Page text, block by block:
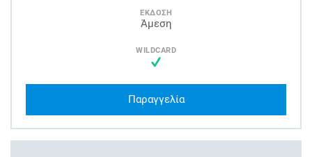
ΕΚΔΟΣΗ
Άμεση
WILDCARD
Παραγγελία